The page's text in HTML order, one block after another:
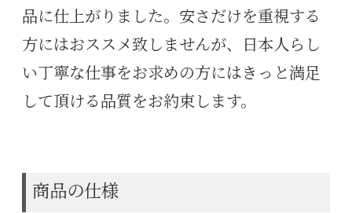
品に仕上がりました。安さだけを重視する
方にはおススメ致しませんが、日本人らし
い丁寧な仕事をお求めの方にはきっと満足
して頂ける品質をお約束します。
商品の仕様